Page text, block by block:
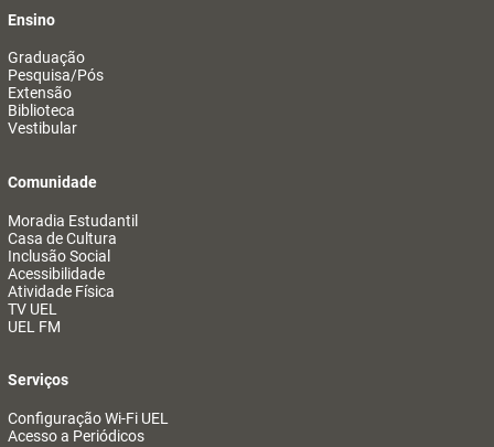
Ensino
Graduação
Pesquisa/Pós
Extensão
Biblioteca
Vestibular
Comunidade
Moradia Estudantil
Casa de Cultura
Inclusão Social
Acessibilidade
Atividade Física
TV UEL
UEL FM
Serviços
Configuração Wi-Fi UEL
Acesso a Periódicos